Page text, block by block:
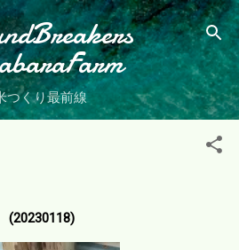
メイン コンテンツに移動
つくり最前線
(20230118)